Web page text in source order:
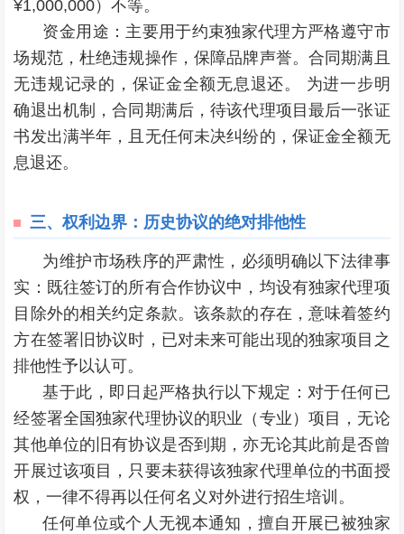
¥1,000,000）不等。
资金用途：主要用于约束独家代理方严格遵守市
场规范，杜绝违规操作，保障品牌声誉。合同期满且
无违规记录的，保证金全额无息退还。 为进一步明
确退出机制，合同期满后，待该代理项目最后一张证
书发出满半年，且无任何未决纠纷的，保证金全额无
息退还。
三、权利边界：历史协议的绝对排他性
为维护市场秩序的严肃性，必须明确以下法律事
实：既往签订的所有合作协议中，均设有独家代理项
目除外的相关约定条款。该条款的存在，意味着签约
方在签署旧协议时，已对未来可能出现的独家项目之
排他性予以认可。
基于此，即日起严格执行以下规定：对于任何已
经签署全国独家代理协议的职业（专业）项目，无论
其他单位的旧有协议是否到期，亦无论其此前是否曾
开展过该项目，只要未获得该独家代理单位的书面授
权，一律不得再以任何名义对外进行招生培训。
任何单位或个人无视本通知，擅自开展已被独家